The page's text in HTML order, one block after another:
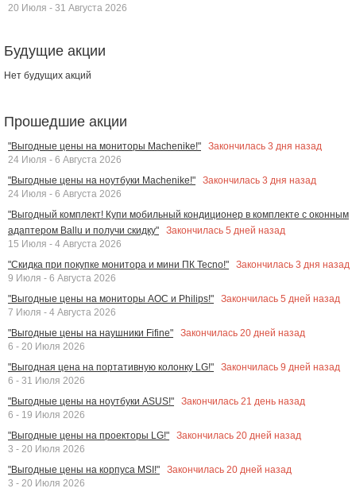
20 Июля - 31 Августа 2026
Будущие акции
Нет будущих акций
Прошедшие акции
"Выгодные цены на мониторы Machenike!" Закончилась 3 дня назад
24 Июля - 6 Августа 2026
"Выгодные цены на ноутбуки Machenike!"
Закончилась 3 дня назад
24 Июля - 6 Августа 2026
"Выгодный комплект! Купи мобильный кондиционер в комплекте с оконным
адаптером Ballu и получи скидку"
Закончилась 5 дней назад
15 Июля - 4 Августа 2026
"Скидка при покупке монитора и мини ПК Tecno!"
Закончилась 3 дня назад
9 Июля - 6 Августа 2026
"Выгодные цены на мониторы AOC и Philips!"
Закончилась 5 дней назад
7 Июля - 4 Августа 2026
"Выгодные цены на наушники Fifine"
Закончилась 20 дней назад
6 - 20 Июля 2026
"Выгодная цена на портативную колонку LG!"
Закончилась 9 дней назад
6 - 31 Июля 2026
"Выгодные цены на ноутбуки ASUS!"
Закончилась 21 день назад
6 - 19 Июля 2026
"Выгодные цены на проекторы LG!"
Закончилась 20 дней назад
3 - 20 Июля 2026
"Выгодные цены на корпуса MSI!"
Закончилась 20 дней назад
3 - 20 Июля 2026